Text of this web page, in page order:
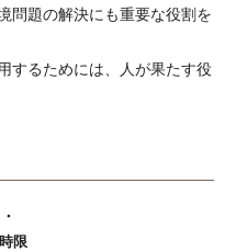
問題の解決にも重要な役割を
するためには、人が果たす役
限